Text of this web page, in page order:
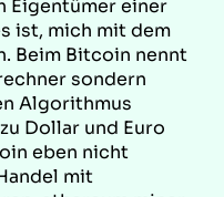
Eigentümer einer
ist, mich mit dem
Beim Bitcoin nennt
sondern
Algorithmus
Dollar und Euro
eben nicht
mit